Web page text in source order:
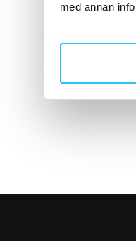
med annan